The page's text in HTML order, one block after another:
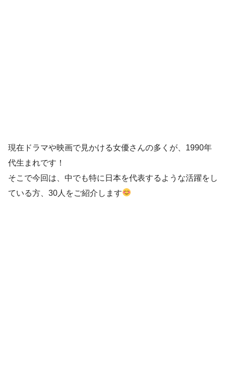
現在ドラマや映画で見かける女優さんの多くが、1990年
代生まれです！
そこで今回は、中でも特に日本を代表するような活躍をし
ている方、30人をご紹介します